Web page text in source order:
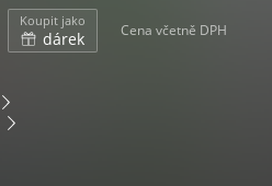
Koupit jako
dárek Cena včetně DPH